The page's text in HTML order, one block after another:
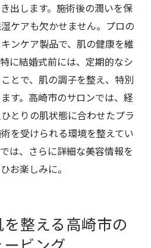
出します。施術後の潤いを保
ケアも欠かせません。プロの
ンケア製品で、肌の健康を維
に結婚式前には、定期的なシ
とで、肌の調子を整え、特別
す。高崎市のサロンでは、経
とりの肌状態に合わせたプラ
を受けられる環境を整えてい
は、さらに詳細な美容情報を
お楽しみに。
整える高崎市の